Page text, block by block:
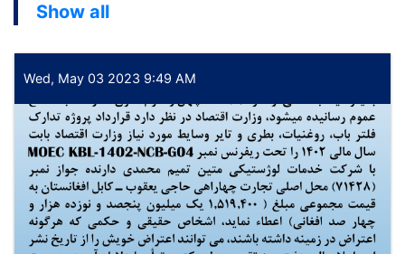
Show all
Wed, May 03 2023 9:49 AM